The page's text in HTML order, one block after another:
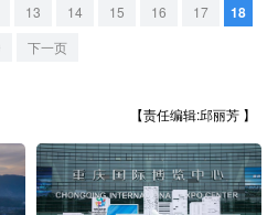
云南 西藏
青海 宁夏
13 14 15 16 17 18
下一页
【责任编辑:邱丽芳 】